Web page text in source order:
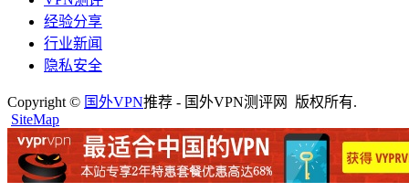
经验分享
行业新闻
隐私安全
Copyright © 国外VPN推荐 - 国外VPN测评网 版权所有.
SiteMap